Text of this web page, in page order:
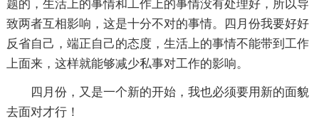
题的，生活上的事情和工作上的事情没有处理好，所以导
致两者互相影响，这是十分不对的事情。四月份我要好好
反省自己，端正自己的态度，生活上的事情不能带到工作
上面来，这样就能够减少私事对工作的影响。
四月份，又是一个新的开始，我也必须要用新的面貌
去面对才行！